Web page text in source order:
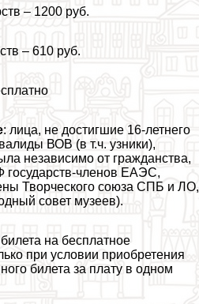
– 1200 руб.
– 610 руб.
: лица, не достигшие 16-летнего
ВОВ (в т.ч. узники),
независимо от гражданства,
государств-члeнов ЕАЭС,
Творческого союза СПБ и ЛО,
совет музеев).
на бесплатное
при условии приобретения
билета за плату в одном